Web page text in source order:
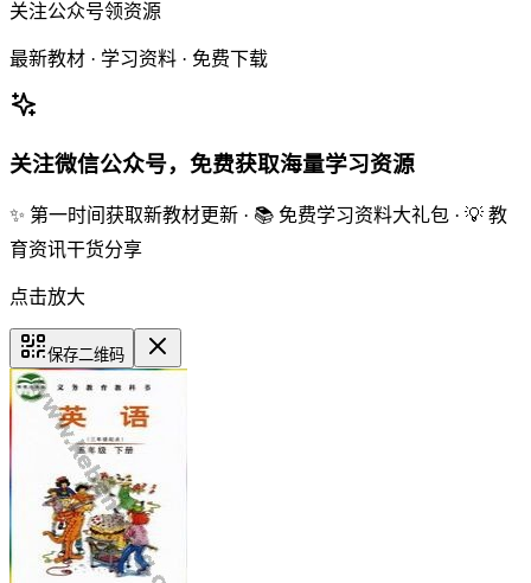
关注公众号领资源
最新教材 · 学习资料 · 免费下载
关注微信公众号，免费获取海量学习资源
✨ 第一时间获取新教材更新 · 📚 免费学习资料大礼包 · 💡 教
育资讯干货分享
点击放大
保存二维码